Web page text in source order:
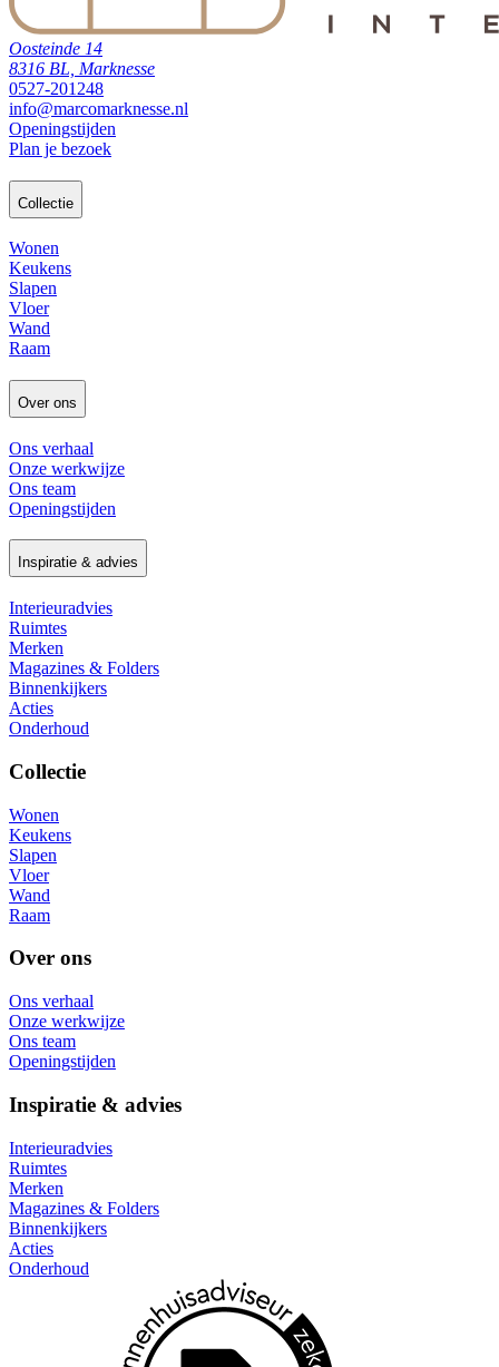
Oosteinde 14
8316 BL, Marknesse
0527-201248
info@marcomarknesse.nl
Openingstijden
Plan je bezoek
Collectie
Wonen
Keukens
Slapen
Vloer
Wand
Raam
Over ons
Ons verhaal
Onze werkwijze
Ons team
Openingstijden
Inspiratie & advies
Interieuradvies
Ruimtes
Merken
Magazines & Folders
Binnenkijkers
Acties
Onderhoud
Collectie
Wonen
Keukens
Slapen
Vloer
Wand
Raam
Over ons
Ons verhaal
Onze werkwijze
Ons team
Openingstijden
Inspiratie & advies
Interieuradvies
Ruimtes
Merken
Magazines & Folders
Binnenkijkers
Acties
Onderhoud